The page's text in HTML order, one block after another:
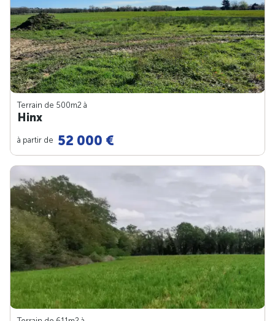
Terrain de 500m2 à
Hinx
à partir de 52 000 €